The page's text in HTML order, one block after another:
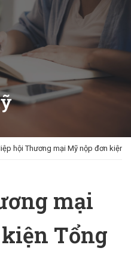
hội Thương mại Mỹ nộp đơn kiện
mại
Tổng